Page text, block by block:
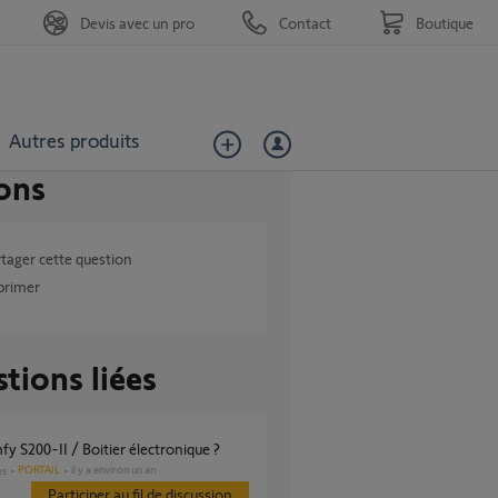
Autres produits
Devis avec un pro Contact Boutique
cette question
liées
S200-II / Boitier électronique ?
PORTAIL il y a environ un an
Participer au fil de discussion